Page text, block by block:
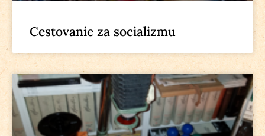
Cestovanie za socializmu